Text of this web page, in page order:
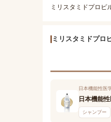
ミリスタミドプロピ
ミリスタミドプロ
日本機能性医
日本機能
シャンプー